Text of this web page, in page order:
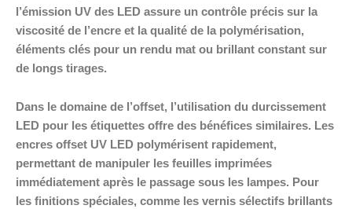
l’émission UV des LED assure un contrôle précis sur la
viscosité de l’encre et la qualité de la polymérisation,
éléments clés pour un rendu mat ou brillant constant sur
de longs tirages.
Dans le domaine de l’offset, l’utilisation du durcissement
LED pour les étiquettes offre des bénéfices similaires. Les
encres offset UV LED polymérisent rapidement,
permettant de manipuler les feuilles imprimées
immédiatement après le passage sous les lampes. Pour
les finitions spéciales, comme les vernis sélectifs brillants